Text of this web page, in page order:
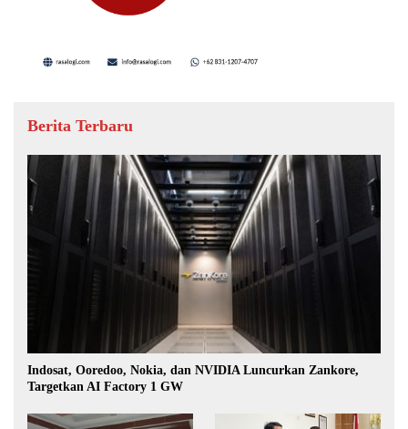
Berita Terbaru
Indosat, Ooredoo, Nokia, dan NVIDIA Luncurkan Zankore,
Targetkan AI Factory 1 GW